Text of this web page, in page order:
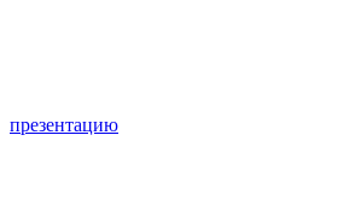
презентацию